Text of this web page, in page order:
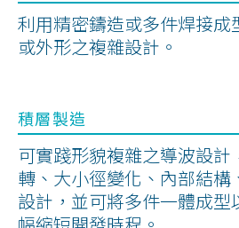
利用精密鑄造或多件焊接成
或外形之複雜設計。
積層製造
可實踐形貌複雜之導波設計
轉、大小徑變化、內部結構
設計，並可將多件一體成型